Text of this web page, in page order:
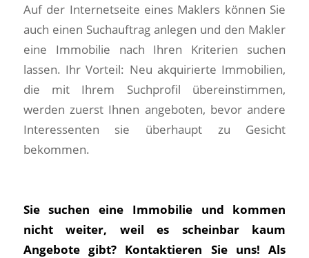
Auf der Internetseite eines Maklers können Sie
auch einen Suchauftrag anlegen und den Makler
eine Immobilie nach Ihren Kriterien suchen
lassen. Ihr Vorteil: Neu akquirierte Immobilien,
die mit Ihrem Suchprofil übereinstimmen,
werden zuerst Ihnen angeboten, bevor andere
Interessenten sie überhaupt zu Gesicht
bekommen.
Sie suchen eine Immobilie und kommen
nicht weiter, weil es scheinbar kaum
Angebote gibt? Kontaktieren Sie uns! Als